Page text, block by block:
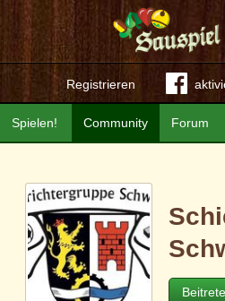
Registrieren
Community Forum
Spielen!